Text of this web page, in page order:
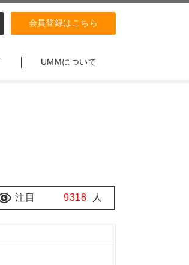
会員登録はこちら
UMMについて
注目 9318 人